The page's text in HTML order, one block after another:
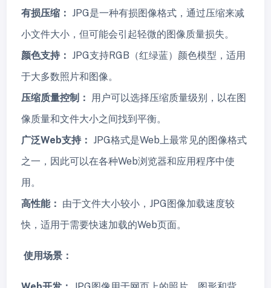
有损压缩： JPG是一种有损图像格式，通过压缩来减
小文件大小，但可能会引起轻微的图像质量损失。
颜色支持： JPG支持RGB（红绿蓝）颜色模型，适用
于大多数照片和图像。
压缩质量控制：
用户可以选择压缩质量级别，以在图
像质量和文件大小之间找到平衡。
广泛Web支持： JPG格式是Web上最常见的图像格式
之一，因此可以在各种Web浏览器和应用程序中使
用。
高性能： 由于文件大小较小，JPG图像加载速度较
快，适用于需要快速加载的Web页面。
使用场景：